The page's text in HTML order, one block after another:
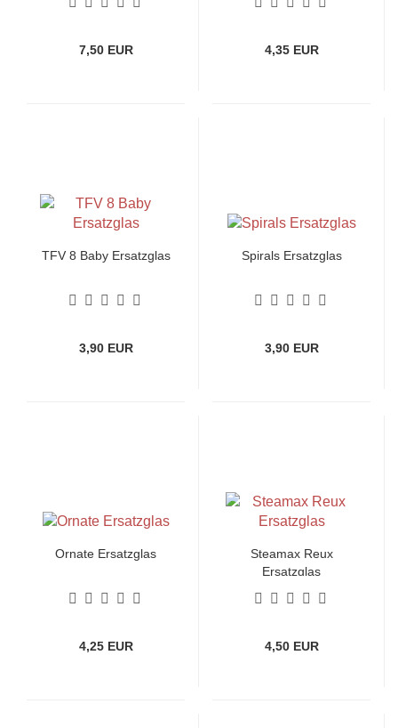
7,50 EUR 4,35 EUR
TFV 8 Baby Ersatzglas
3,90 EUR
Spirals Ersatzglas
3,90 EUR
Ornate Ersatzglas
4,25 EUR
Steamax Reux
Ersatzglas
4,50 EUR